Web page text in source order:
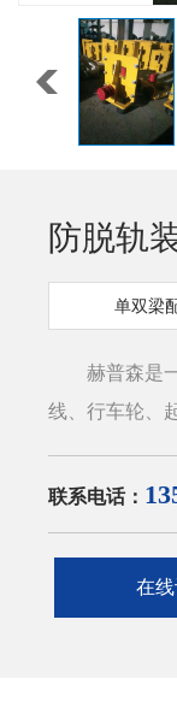
防脱轨
单双梁
赫普森是一
线、行车轮、
业，采用高科
联系电话：
在